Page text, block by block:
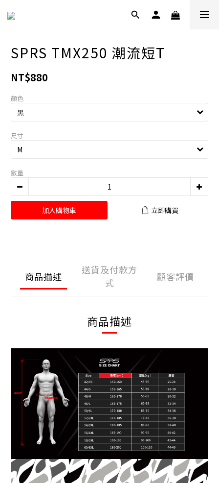
SPRS TMX250 潮流短T
NT$880
顏色
尺寸
數量
加入購物車 立即購買
商品描述
送貨及付款方
式
顧客評價
商品描述